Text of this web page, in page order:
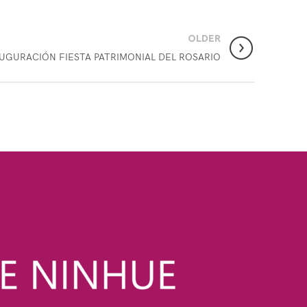
OLDER
FIESTA PATRIMONIAL DEL ROSARIO